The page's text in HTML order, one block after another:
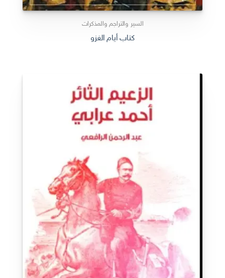
السير والتراجم والمذكرات
كتاب أيام الغزو